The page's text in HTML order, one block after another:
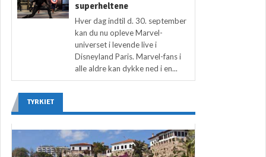
superheltene
Hver dag indtil d. 30. september
kan du nu opleve Marvel-
universet i levende live i
Disneyland Paris. Marvel-fans i
alle aldre kan dykke ned i en...
TYRKIET